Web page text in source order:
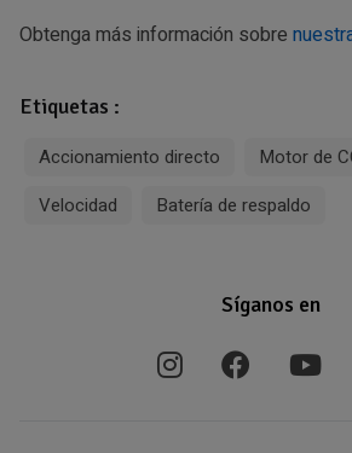
Obtenga más información sobre
Etiquetas :
Accionamiento directo
Motor de
Velocidad
Batería de respaldo
Síganos en